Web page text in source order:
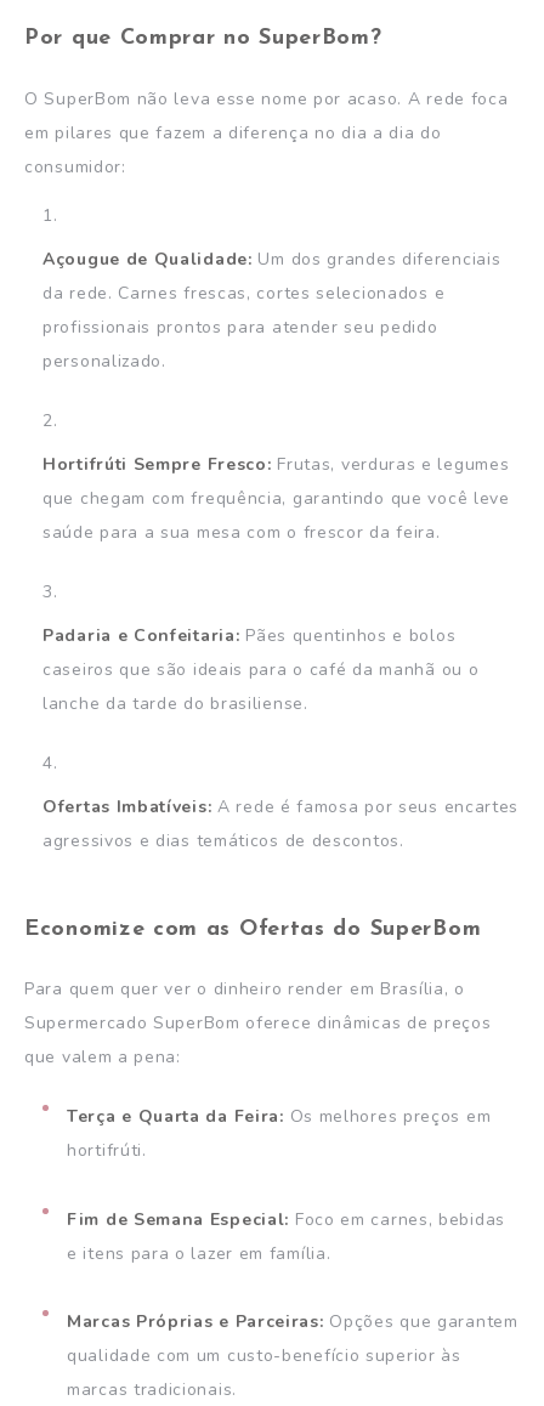
Por que Comprar no SuperBom?
O SuperBom não leva esse nome por acaso. A rede foca
em pilares que fazem a diferença no dia a dia do
consumidor:
Açougue de Qualidade: Um dos grandes diferenciais
da rede. Carnes frescas, cortes selecionados e
profissionais prontos para atender seu pedido
personalizado.
Hortifrúti Sempre Fresco: Frutas, verduras e legumes
que chegam com frequência, garantindo que você leve
saúde para a sua mesa com o frescor da feira.
Padaria e Confeitaria: Pães quentinhos e bolos
caseiros que são ideais para o café da manhã ou o
lanche da tarde do brasiliense.
Ofertas Imbatíveis: A rede é famosa por seus encartes
agressivos e dias temáticos de descontos.
Economize com as Ofertas do SuperBom
Para quem quer ver o dinheiro render em Brasília, o
Supermercado SuperBom oferece dinâmicas de preços
que valem a pena:
Terça e Quarta da Feira: Os melhores preços em
hortifrúti.
Fim de Semana Especial: Foco em carnes, bebidas
e itens para o lazer em família.
Marcas Próprias e Parceiras: Opções que garantem
qualidade com um custo-benefício superior às
marcas tradicionais.